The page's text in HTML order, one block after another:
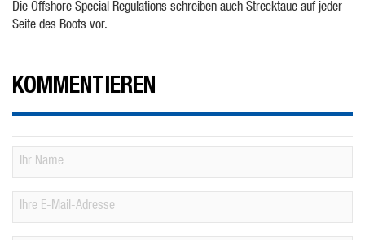
Die Offshore Special Regulations schreiben auch Strecktaue auf jeder
Seite des Boots vor.
KOMMENTIEREN